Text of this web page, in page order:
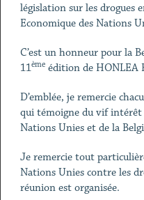
législation sur les drogues
Economique des Nations
C’est un honneur pour la
11èmeédition de HONLEA
D’emblée, je remercie
qui témoigne du vif intérêt
Nations Unies et de la
Je remercie tout
Nations Unies contre les
réunion est organisée.